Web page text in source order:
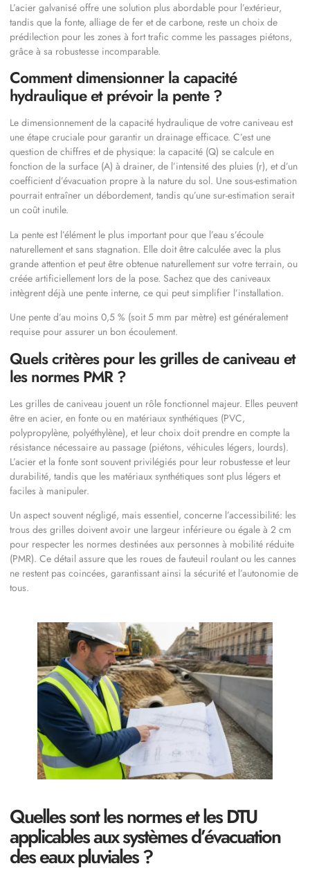
L’acier galvanisé offre une solution plus abordable pour l’extérieur,
tandis que la fonte, alliage de fer et de carbone, reste un choix de
prédilection pour les zones à fort trafic comme les passages piétons,
grâce à sa robustesse incomparable.
Comment dimensionner la capacité
hydraulique et prévoir la pente ?
Le dimensionnement de la capacité hydraulique de votre caniveau est
une étape cruciale pour garantir un drainage efficace. C’est une
question de chiffres et de physique: la capacité (Q) se calcule en
fonction de la surface (A) à drainer, de l’intensité des pluies (r), et d’un
coefficient d’évacuation propre à la nature du sol. Une sous-estimation
pourrait entraîner un débordement, tandis qu’une sur-estimation serait
un coût inutile.
La pente est l’élément le plus important pour que l’eau s’écoule
naturellement et sans stagnation. Elle doit être calculée avec la plus
grande attention et peut être obtenue naturellement sur votre terrain, ou
créée artificiellement lors de la pose. Sachez que des caniveaux
intègrent déjà une pente interne, ce qui peut simplifier l’installation.
Une pente d’au moins 0,5 % (soit 5 mm par mètre) est généralement
requise pour assurer un bon écoulement.
Quels critères pour les grilles de caniveau et
les normes PMR ?
Les grilles de caniveau jouent un rôle fonctionnel majeur. Elles peuvent
être en acier, en fonte ou en matériaux synthétiques (PVC,
polypropylène, polyéthylène), et leur choix doit prendre en compte la
résistance nécessaire au passage (piétons, véhicules légers, lourds).
L’acier et la fonte sont souvent privilégiés pour leur robustesse et leur
durabilité, tandis que les matériaux synthétiques sont plus légers et
faciles à manipuler.
Un aspect souvent négligé, mais essentiel, concerne l’accessibilité: les
trous des grilles doivent avoir une largeur inférieure ou égale à 2 cm
pour respecter les normes destinées aux personnes à mobilité réduite
(PMR). Ce détail assure que les roues de fauteuil roulant ou les cannes
ne restent pas coincées, garantissant ainsi la sécurité et l’autonomie de
tous.
Quelles sont les normes et les DTU
applicables aux systèmes d’évacuation
des eaux pluviales ?